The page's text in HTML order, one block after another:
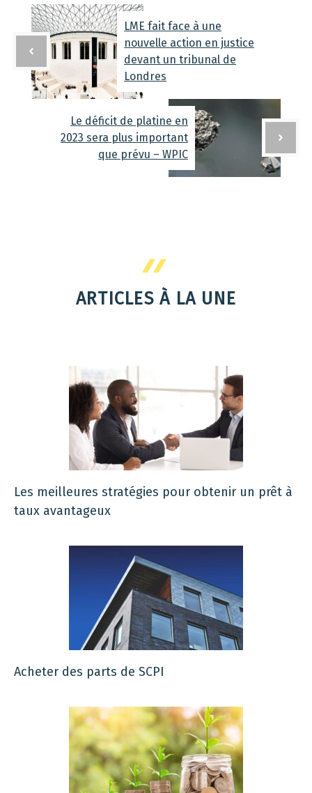
LME fait face à une
nouvelle action en justice
devant un tribunal de
Londres
Le déficit de platine en
2023 sera plus important
que prévu – WPIC
ARTICLES À LA UNE
Les meilleures stratégies pour obtenir un prêt à
taux avantageux
Acheter des parts de SCPI